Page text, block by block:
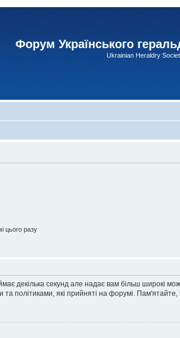
Форум Українського
Ukrainian Heraldry
цього разу
декілька секунд але надає вам більш широкі
політиками, які прийняті на форумі.